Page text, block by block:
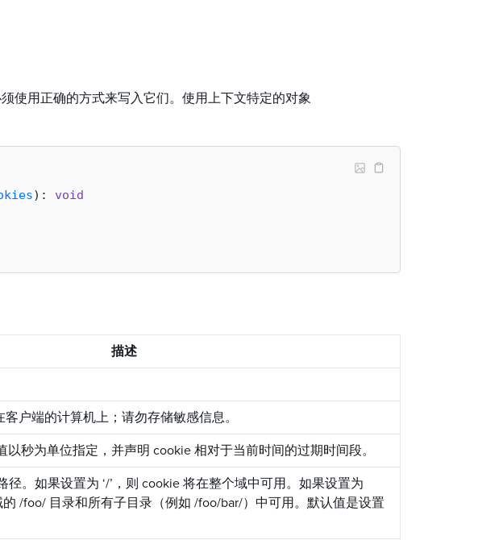
使用正确的方式来写入它们。使用上下文特定的对象
): void
描述
户端的计算机上；请勿存储敏感信息。
以秒为单位指定，并声明 cookie 相对于当前时间的过期时间段。
径。如果设置为 ‘/’，则 cookie 将在整个域中可用。如果设置为
的 /foo/ 目录和所有子目录（例如 /foo/bar/）中可用。默认值是设置